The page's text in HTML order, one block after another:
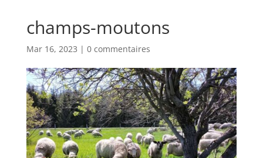
champs-moutons
Mar 16, 2023 | 0 commentaires